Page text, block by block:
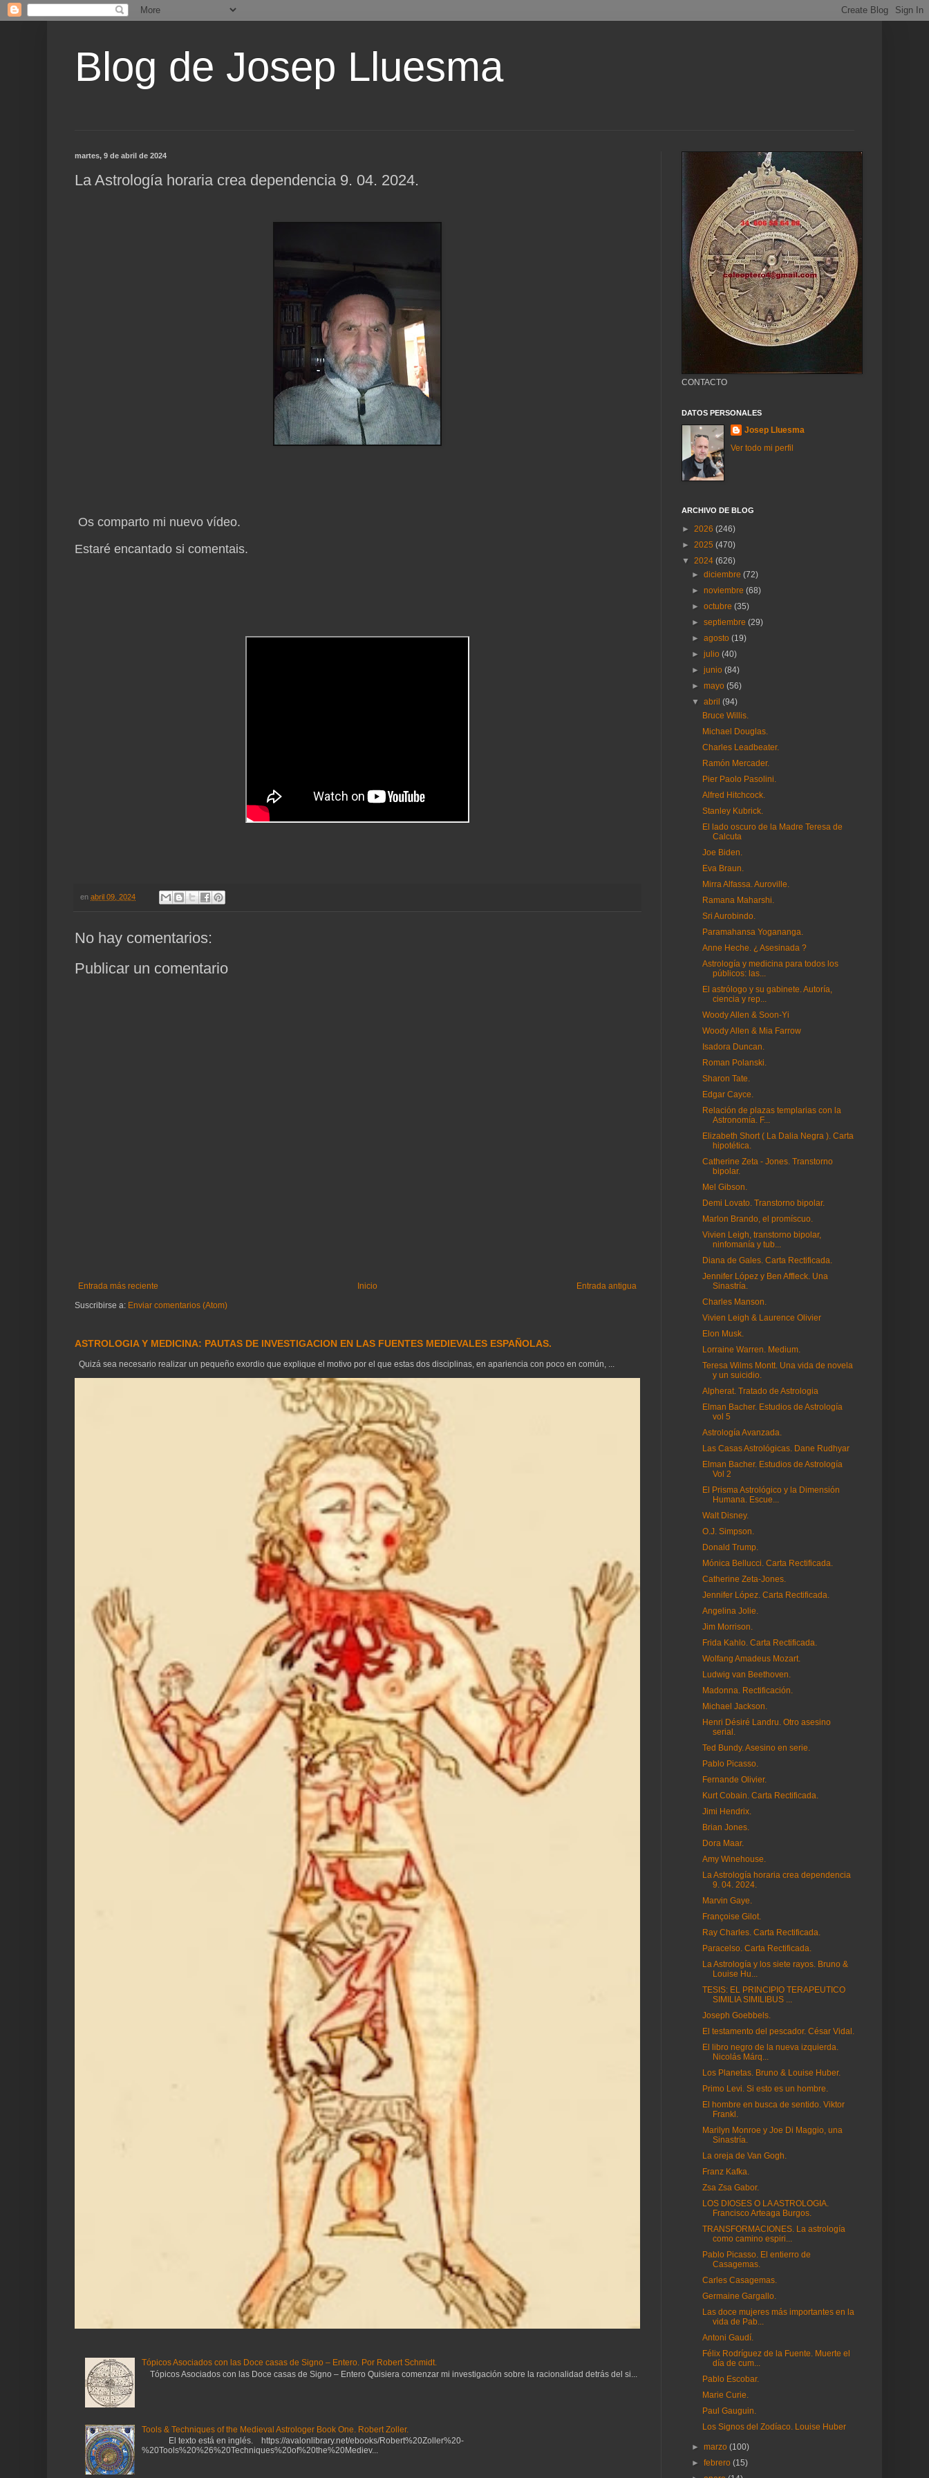
Blog de Josep Lluesma
martes, 9 de abril de 2024
La Astrología horaria crea dependencia 9. 04. 2024.
Os comparto mi nuevo vídeo.
Estaré encantado si comentais.
en abril 09, 2024
No hay comentarios:
Publicar un comentario
Entrada más reciente Entrada antigua
Inicio
Suscribirse a: Enviar comentarios (Atom)
ASTROLOGIA Y MEDICINA: PAUTAS DE INVESTIGACION EN LAS FUENTES MEDIEVALES ESPAÑOLAS.
Quizá sea necesario realizar un pequeño exordio que explique el motivo por el que estas dos disciplinas, en apariencia con poco en común, ...
Tópicos Asociados con las Doce casas de Signo – Entero. Por Robert Schmidt.
Tópicos Asociados con las Doce casas de Signo – Entero Quisiera comenzar mi investigación sobre la racionalidad detrás del si...
Tools & Techniques of the Medieval Astrologer Book One. Robert Zoller.
El texto está en inglés. https://avalonlibrary.net/ebooks/Robert%20Zoller%20-
%20Tools%20%26%20Techniques%20of%20the%20Mediev...
CONTACTO
DATOS PERSONALES
Josep Lluesma
Ver todo mi perfil
ARCHIVO DE BLOG
► 2026 (246)
► 2025 (470)
▼ 2024 (626)
►diciembre(72)
►noviembre(68)
►octubre(35)
►septiembre(29)
►agosto(19)
►julio(40)
►junio(84)
►mayo(56)
▼abril(94)
Bruce Willis.
Michael Douglas.
Charles Leadbeater.
Ramón Mercader.
Pier Paolo Pasolini.
Alfred Hitchcock.
Stanley Kubrick.
El lado oscuro de la Madre Teresa de
Calcuta
Joe Biden.
Eva Braun.
Mirra Alfassa. Auroville.
Ramana Maharshi.
Sri Aurobindo.
Paramahansa Yogananga.
Anne Heche. ¿ Asesinada ?
Astrología y medicina para todos los
públicos: las...
El astrólogo y su gabinete. Autoría,
ciencia y rep...
Woody Allen & Soon-Yi
Woody Allen & Mia Farrow
Isadora Duncan.
Roman Polanski.
Sharon Tate.
Edgar Cayce.
Relación de plazas templarias con la
Astronomía. F...
Elizabeth Short ( La Dalia Negra ). Carta
hipotética.
Catherine Zeta - Jones. Transtorno
bipolar.
Mel Gibson.
Demi Lovato. Transtorno bipolar.
Marlon Brando, el promíscuo.
Vivien Leigh, transtorno bipolar,
ninfomanía y tub...
Diana de Gales. Carta Rectificada.
Jennifer López y Ben Affleck. Una
Sinastría.
Charles Manson.
Vivien Leigh & Laurence Olivier
Elon Musk.
Lorraine Warren. Medium.
Teresa Wilms Montt. Una vida de novela
y un suicidio.
Alpherat. Tratado de Astrologia
Elman Bacher. Estudios de Astrología
vol 5
Astrología Avanzada.
Las Casas Astrológicas. Dane Rudhyar
Elman Bacher. Estudios de Astrología
Vol 2
El Prisma Astrológico y la Dimensión
Humana. Escue...
Walt Disney.
O.J. Simpson.
Donald Trump.
Mónica Bellucci. Carta Rectificada.
Catherine Zeta-Jones.
Jennifer López. Carta Rectificada.
Angelina Jolie.
Jim Morrison.
Frida Kahlo. Carta Rectificada.
Wolfang Amadeus Mozart.
Ludwig van Beethoven.
Madonna. Rectificación.
Michael Jackson.
Henri Désiré Landru. Otro asesino
serial.
Ted Bundy. Asesino en serie.
Pablo Picasso.
Fernande Olivier.
Kurt Cobain. Carta Rectificada.
Jimi Hendrix.
Brian Jones.
Dora Maar.
Amy Winehouse.
La Astrología horaria crea dependencia
9. 04. 2024.
Marvin Gaye.
Françoise Gilot.
Ray Charles. Carta Rectificada.
Paracelso. Carta Rectificada.
La Astrología y los siete rayos. Bruno &
Louise Hu...
TESIS: EL PRINCIPIO TERAPEUTICO
SIMILIA SIMILIBUS ...
Joseph Goebbels.
El testamento del pescador. César Vidal.
El libro negro de la nueva izquierda.
Nicolás Márq...
Los Planetas. Bruno & Louise Huber.
Primo Levi. Si esto es un hombre.
El hombre en busca de sentido. Viktor
Frankl.
Marilyn Monroe y Joe Di Maggio, una
Sinastría.
La oreja de Van Gogh.
Franz Kafka.
Zsa Zsa Gabor.
LOS DIOSES O LA ASTROLOGIA.
Francisco Arteaga Burgos.
TRANSFORMACIONES. La astrología
como camino espiri...
Pablo Picasso. El entierro de
Casagemas.
Carles Casagemas.
Germaine Gargallo.
Las doce mujeres más importantes en la
vida de Pab...
Antoni Gaudí.
Félix Rodríguez de la Fuente. Muerte el
día de cum...
Pablo Escobar.
Marie Curie.
Paul Gauguin.
Los Signos del Zodíaco. Louise Huber
►marzo(100)
►febrero(15)